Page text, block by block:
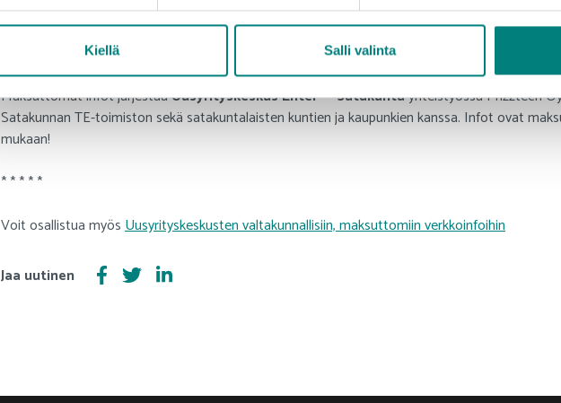
Kiellä Salli valinta
Saat ilmoittautumisesta vahvistusviestin sähköpostiisi (jos et saa vahvistusviestiä, tarkista
enter@prizz.fi).
Maksuttomat infot järjestääUusyrityskeskus Enter Satakuntayhteistyössä Prizztech
Satakunnan TE-toimiston sekä satakuntalaisten kuntien ja kaupunkien kanssa. Infot ovat
mukaan!
* * * * *
Voit osallistua myösUusyrityskeskusten valtakunnallisiin, maksuttomiin verkkoinfoihin
Jaa uutinen